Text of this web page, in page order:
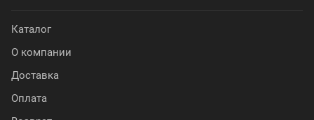
Каталог
О компании
Доставка
Оплата